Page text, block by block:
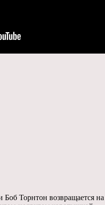
Боб Торнтон возвращается на